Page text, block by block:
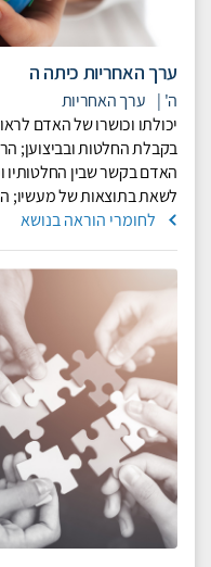
ערך האחריות כיתה ה
ה' | ערך האחריות
יכולתו וכושרו של האדם
בקבלת החלטות ובביצוען;
האדם בקשר שבין החלטותיו
לשאת בתוצאות של מעשיו;
לחומרי הוראה בנושא